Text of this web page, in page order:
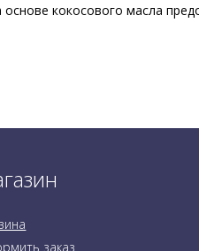
кокосового масла
заказ